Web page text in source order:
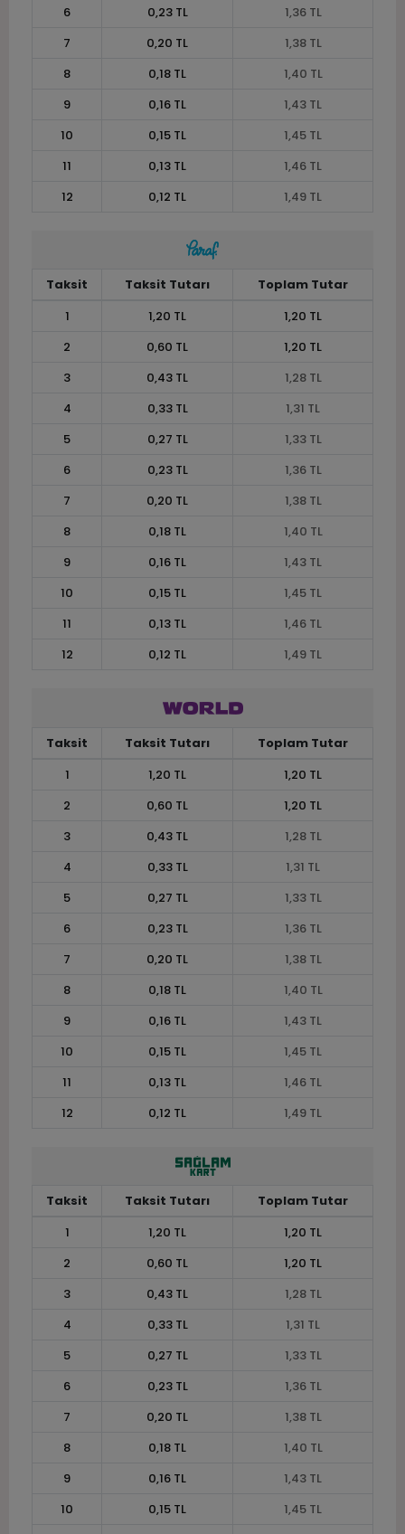
6 0,23 TL
1,36 TL
7
0,20 TL
1,38 TL
8
0,18 TL
1,40 TL
9
0,16 TL
1,43 TL
10
0,15 TL
1,45 TL
11
0,13 TL
1,46 TL
12
0,12 TL 1,49 TL
Taksit Taksit Tutarı
Toplam Tutar
1
1,20 TL
1,20 TL
2
0,60 TL
1,20 TL
3
0,43 TL
1,28 TL
4
0,33 TL
1,31 TL
5
0,27 TL
1,33 TL
6
0,23 TL
1,36 TL
7
0,20 TL
1,38 TL
8
0,18 TL
1,40 TL
9
0,16 TL
1,43 TL
10
0,15 TL
1,45 TL
11
0,13 TL
1,46 TL
12
0,12 TL 1,49 TL
Taksit Taksit Tutarı
Toplam Tutar
1
1,20 TL
1,20 TL
2
0,60 TL
1,20 TL
3
0,43 TL
1,28 TL
4
0,33 TL
1,31 TL
5
0,27 TL
1,33 TL
6
0,23 TL
1,36 TL
7
0,20 TL
1,38 TL
8
0,18 TL
1,40 TL
9
0,16 TL
1,43 TL
10
0,15 TL
1,45 TL
11
0,13 TL
1,46 TL
12
0,12 TL 1,49 TL
Taksit Taksit Tutarı
Toplam Tutar
1
1,20 TL
1,20 TL
2
0,60 TL
1,20 TL
3
0,43 TL
1,28 TL
4
0,33 TL
1,31 TL
5
0,27 TL
1,33 TL
6
0,23 TL
1,36 TL
7
0,20 TL
1,38 TL
8
0,18 TL
1,40 TL
9
0,16 TL
1,43 TL
10
0,15 TL
1,45 TL